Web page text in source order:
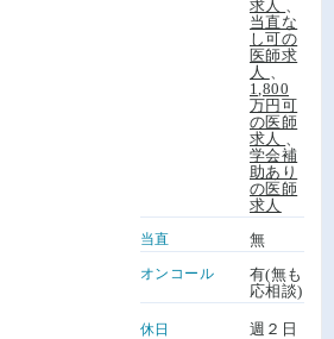
求人
当直な
し可の
医師求
人
1,800
万円可
の医師
求人
学会補
助あり
の医師
求人
当直 無
オンコール
有(無も
応相談)
休日 週２日